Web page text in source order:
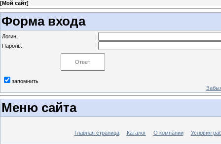
[Мой сайт]
Форма входа
Логин:
Пароль:
запомнить
Меню сайта
Главная страница Каталог О компании Условия